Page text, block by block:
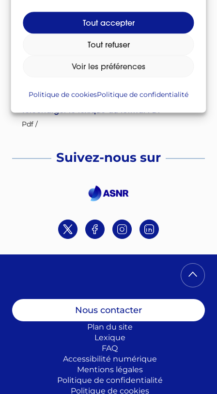
Tout accepter
Tout refuser
Voir les préférences
Politique de cookiesPolitique de confidentialité
Activités nucléaires
Csv/
Télécharger le lexique au format PDF
Pdf /
Suivez-nous sur
TwitterFacebookInstagramLinkedin
Nous contacter
Plan du site
Lexique
FAQ
Accessibilité numérique
Mentions légales
Politique de confidentialité
Politique de cookies